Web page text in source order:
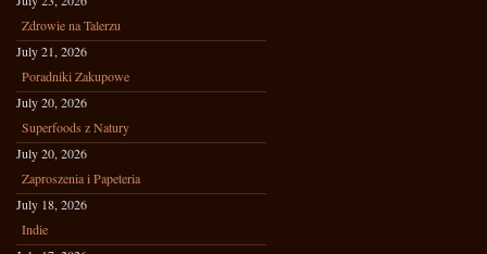
Zdrowie na Talerzu
July 21, 2026
Poradniki Zakupowe
July 20, 2026
Superfoods z Natury
July 20, 2026
Zaproszenia i Papeteria
July 18, 2026
Indie